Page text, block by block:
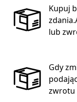
Kupuj
lub
Gdy
zwrotu